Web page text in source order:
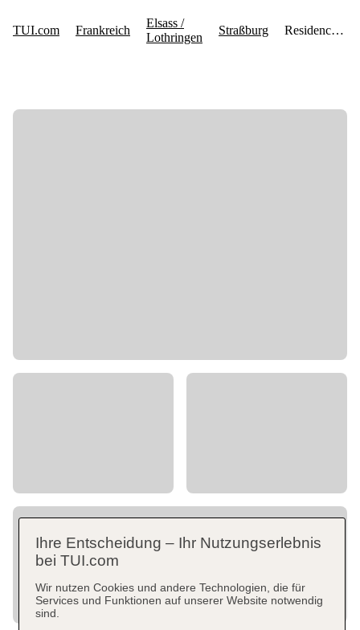
Ihre Entscheidung – Ihr Nutzungserlebnis
bei TUI.com
Wir nutzen Cookies und andere Technologien, die für
Services und Funktionen auf unserer Website notwendig
sind.